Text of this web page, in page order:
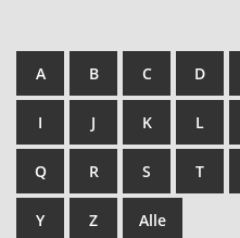
A B C D
I J K L
Q R S T
Y Z Alle